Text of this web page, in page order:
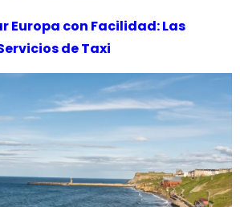
Europa con Facilidad: Las
de Taxi